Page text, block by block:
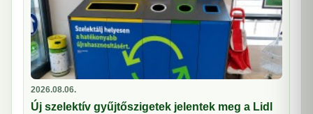
2026.08.06.
Új szelektív gyűjtőszigetek jelentek meg a Lidl